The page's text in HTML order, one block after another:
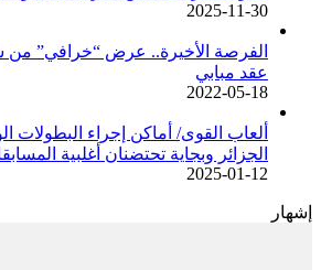
2025-11-30
الفرصة الأخيرة.. عرض “خرافي” من
عقد مبابي
2022-05-18
الجزائر وبجاية تحتضنان أغلبية
2025-01-12
إشهار